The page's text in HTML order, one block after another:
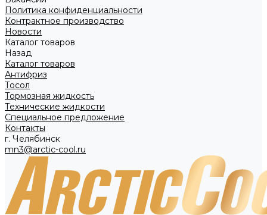
Политика конфиденциальности
Контрактное производство
Новости
Каталог товаров
Назад
Каталог товаров
Антифриз
Тосол
Тормозная жидкость
Технические жидкости
Специальное предложение
Контакты
г. Челябинск
mn3@arctic-cool.ru